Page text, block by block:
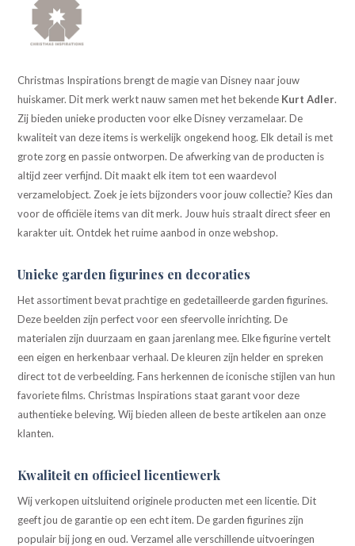
Christmas Inspirations brengt de magie van Disney naar jouw
huiskamer. Dit merk werkt nauw samen met het bekende Kurt Adler.
Zij bieden unieke producten voor elke Disney verzamelaar. De
kwaliteit van deze items is werkelijk ongekend hoog. Elk detail is met
grote zorg en passie ontworpen. De afwerking van de producten is
altijd zeer verfijnd. Dit maakt elk item tot een waardevol
verzamelobject. Zoek je iets bijzonders voor jouw collectie? Kies dan
voor de officiële items van dit merk. Jouw huis straalt direct sfeer en
karakter uit. Ontdek het ruime aanbod in onze webshop.
Unieke garden figurines en decoraties
Het assortiment bevat prachtige en gedetailleerde garden figurines.
Deze beelden zijn perfect voor een sfeervolle inrichting. De
materialen zijn duurzaam en gaan jarenlang mee. Elke figurine vertelt
een eigen en herkenbaar verhaal. De kleuren zijn helder en spreken
direct tot de verbeelding. Fans herkennen de iconische stijlen van hun
favoriete films. Christmas Inspirations staat garant voor deze
authentieke beleving. Wij bieden alleen de beste artikelen aan onze
klanten.
Kwaliteit en officieel licentiewerk
Wij verkopen uitsluitend originele producten met een licentie. Dit
geeft jou de garantie op een echt item. De garden figurines zijn
populair bij jong en oud. Verzamel alle verschillende uitvoeringen